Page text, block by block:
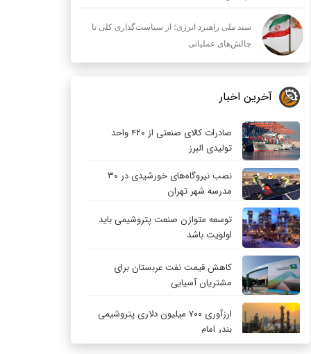
سند ملی راهبرد انرژی؛ از سیاست‌گذاری کلی تا
چالش‌های عملیاتی
آخرین اخبار
صادرات کالای صنعتی از ۴۲۰ واحد
تولیدی البرز
نصب نیروگاه‌های خورشیدی در ۳۰
مدرسه شهر تهران
توسعه متوازن صنعت پتروشیمی باید
اولویت باشد
کاهش قیمت نفت عربستان برای
مشتریان آسیایی
ارزآوری ۷۰۰ میلیون دلاری پتروشیمی
بندر امام